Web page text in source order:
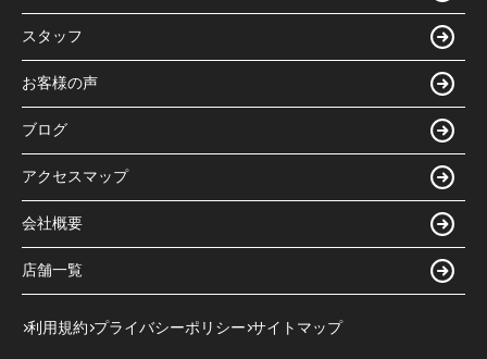
スタッフ
お客様の声
ブログ
アクセスマップ
会社概要
店舗一覧
利用規約 プライバシーポリシー サイトマップ